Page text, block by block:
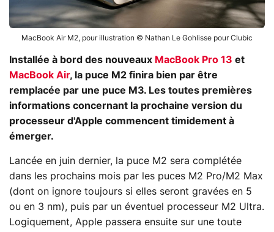
MacBook Air M2, pour illustration © Nathan Le Gohlisse pour Clubic
Installée à bord des nouveaux MacBook Pro 13 et
MacBook Air, la puce M2 finira bien par être
remplacée par une puce M3. Les toutes premières
informations concernant la prochaine version du
processeur d'Apple commencent timidement à
émerger.
Lancée en juin dernier, la puce M2 sera complétée
dans les prochains mois par les puces M2 Pro/M2 Max
(dont on ignore toujours si elles seront gravées en 5
ou en 3 nm), puis par un éventuel processeur M2 Ultra.
Logiquement, Apple passera ensuite sur une toute